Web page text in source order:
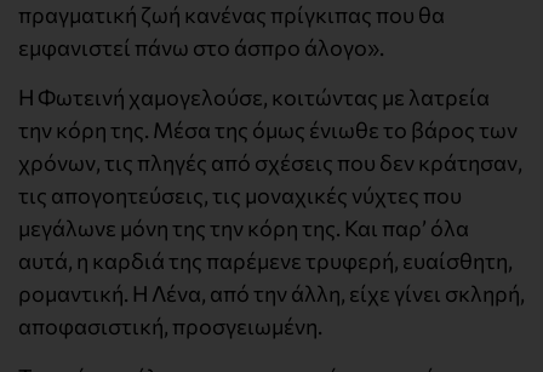
πραγματική ζωή κανένας πρίγκιπας που θα
εμφανιστεί πάνω στο άσπρο άλογο».
Η Φωτεινή χαμογελούσε, κοιτώντας με λατρεία
την κόρη της. Μέσα της όμως ένιωθε το βάρος των
χρόνων, τις πληγές από σχέσεις που δεν κράτησαν,
τις απογοητεύσεις, τις μοναχικές νύχτες που
μεγάλωνε μόνη της την κόρη της. Και παρ’ όλα
αυτά, η καρδιά της παρέμενε τρυφερή, ευαίσθητη,
ρομαντική. Η Λένα, από την άλλη, είχε γίνει σκληρή,
αποφασιστική, προσγειωμένη.